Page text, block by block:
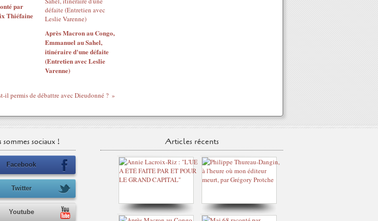
par
Thiéfaine
Après Macron au Congo,
Emmanuel au Sahel,
itinéraire d'une défaite
(Entretien avec Leslie
Varenne)
il permis de débattre avec Dieudonné ?
sommes sociaux !
Facebook
Twitter
Youtube
Articles récents